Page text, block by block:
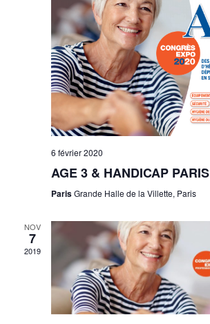
6 février 2020
AGE 3 & HANDICAP PARIS
ParisGrande Halle de la Villette, Paris
NOV
7
2019